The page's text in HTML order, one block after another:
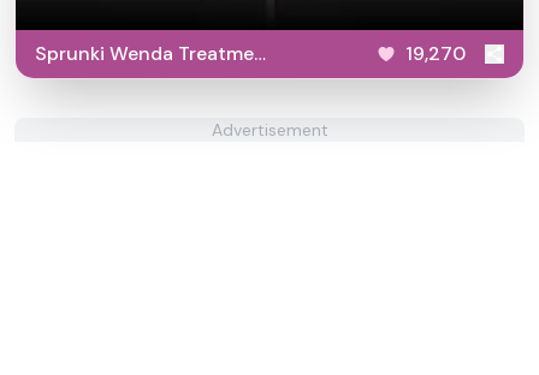
Sprunki Wenda Treatment
Reimagined
19,270
Advertisement